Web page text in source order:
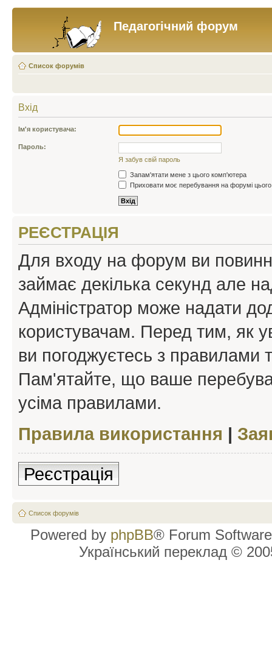
Педагогічний форум
Список форумів
Вхід
Ім'я користувача:
Пароль:
Я забув свій пароль
Запам'ятати мене з цього комп'ютера
Приховати моє перебування на форумі
РЕЄСТРАЦІЯ
Для входу на форум ви
займає декілька секунд але
Адміністратор може надати
користувачам. Перед тим, як
ви погоджуєтесь з правилами
Пам'ятайте, що ваше
усіма правилами.
Правила використання |
Реєстрація
Список форумів
Powered by phpBB® Forum
Український переклад ©